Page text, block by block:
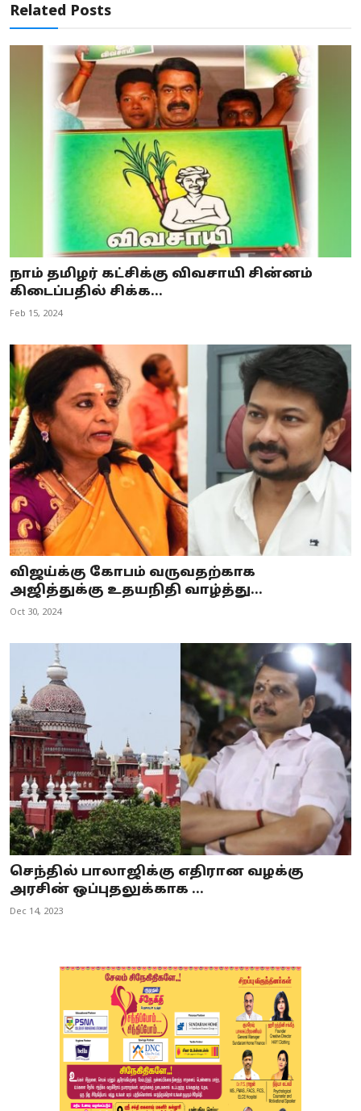
Related Posts
நாம் தமிழர் கட்சிக்கு விவசாயி சின்னம்
கிடைப்பதில் சிக்க...
Feb 15, 2024
விஜய்க்கு கோபம் வருவதற்காக
அஜித்துக்கு உதயநிதி வாழ்த்து...
Oct 30, 2024
செந்தில் பாலாஜிக்கு எதிரான வழக்கு
அரசின் ஒப்புதலுக்காக ...
Dec 14, 2023